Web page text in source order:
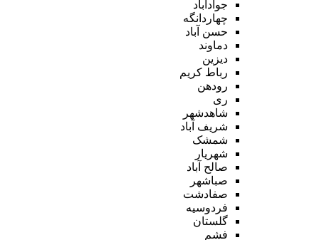
جوادآباد
چهاردانگه
حسن آباد
دماوند
دیزین
رباط کریم
رودهن
ری
شاهدشهر
شریف آباد
شمشک
شهریار
صالح آباد
صباشهر
صفادشت
فردوسیه
گلستان
فشم